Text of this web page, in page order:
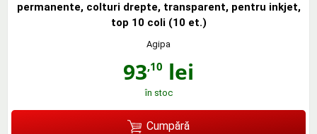
permanente, colturi drepte, transparent, pentru inkjet,
top 10 coli (10 et.)
Agipa
93,10 lei
în stoc
Cumpără